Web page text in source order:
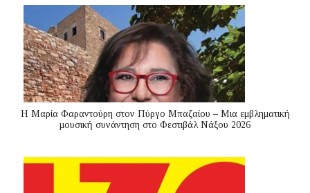
Η Μαρία Φαραντούρη στον Πύργο Μπαζαίου – Μια εμβληματική
μουσική συνάντηση στο Φεστιβάλ Νάξου 2026